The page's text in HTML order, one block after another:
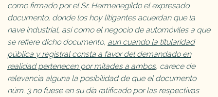
como firmado por el Sr. Hermenegildo el expresado
documento, donde los hoy litigantes acuerdan que la
nave industrial, así como el negocio de automóviles a que
se refiere dicho documento, aun cuando la titularidad
pública y registral consta a favor del demandado en
realidad pertenecen por mitades a ambos, carece de
relevancia alguna la posibilidad de que el documento
núm. 3 no fuese en su día ratificado por las respectivas